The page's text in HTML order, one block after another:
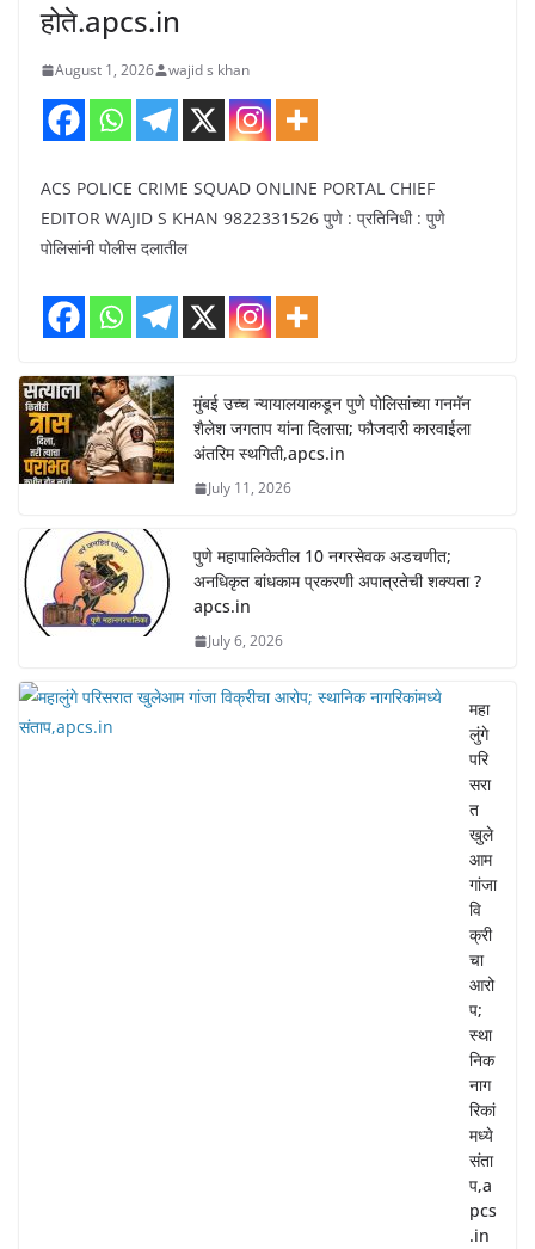
होते.apcs.in
August 1, 2026 wajid s khan
ACS POLICE CRIME SQUAD ONLINE PORTAL CHIEF
EDITOR WAJID S KHAN 9822331526 पुणे : प्रतिनिधी : पुणे
पोलिसांनी पोलीस दलातील
मुंबई उच्च न्यायालयाकडून पुणे पोलिसांच्या गनमॅन
शैलेश जगताप यांना दिलासा; फौजदारी कारवाईला
अंतरिम स्थगिती,apcs.in
July 11, 2026
पुणे महापालिकेतील 10 नगरसेवक अडचणीत;
अनधिकृत बांधकाम प्रकरणी अपात्रतेची शक्यता ?
apcs.in
July 6, 2026
महा
लुंगे
परि
सरा
त
खुले
आम
गांजा
वि
क्री
चा
आरो
प;
स्था
निक
नाग
रिकां
मध्ये
संता
प,a
pcs
.in